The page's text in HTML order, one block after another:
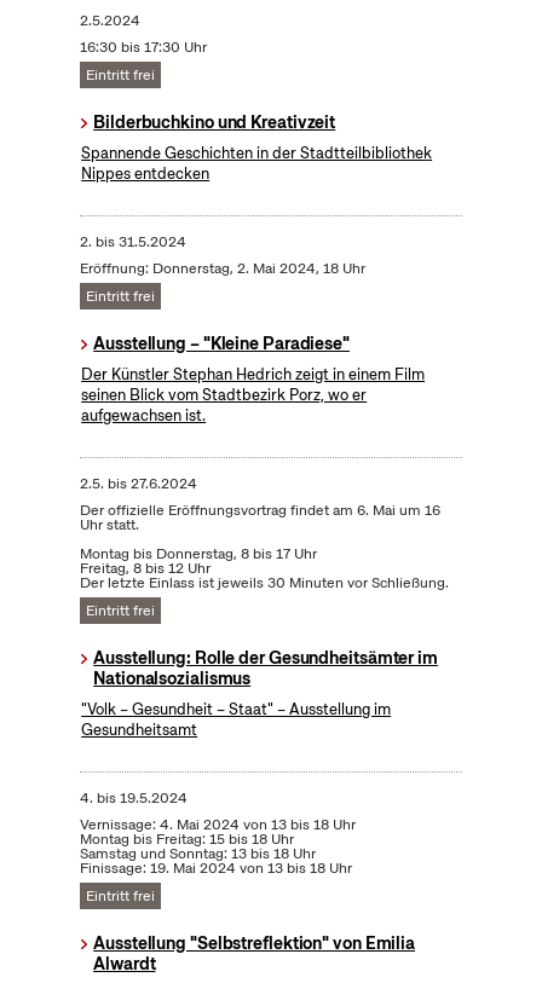
2.5.2024
16:30 bis 17:30 Uhr
Eintritt frei
Bilderbuchkino und Kreativzeit
Spannende Geschichten in der Stadtteilbibliothek
Nippes entdecken
2. bis31.5.2024
Eröffnung: Donnerstag, 2. Mai 2024, 18 Uhr
Eintritt frei
Ausstellung – "Kleine Paradiese"
Der Künstler Stephan Hedrich zeigt in einem Film
seinen Blick vom Stadtbezirk Porz, wo er
aufgewachsen ist.
2.5. bis27.6.2024
Der offizielle Eröffnungsvortrag findet am 6. Mai um 16
Uhr statt.
Montag bis Donnerstag, 8 bis 17 Uhr
Freitag, 8 bis 12 Uhr
Der letzte Einlass ist jeweils 30 Minuten vor Schließung.
Eintritt frei
Ausstellung: Rolle der Gesundheitsämter im
Nationalsozialismus
"Volk – Gesundheit – Staat" – Ausstellung im
Gesundheitsamt
4. bis19.5.2024
Vernissage: 4. Mai 2024 von 13 bis 18 Uhr
Montag bis Freitag: 15 bis 18 Uhr
Samstag und Sonntag: 13 bis 18 Uhr
Finissage: 19. Mai 2024 von 13 bis 18 Uhr
Eintritt frei
Ausstellung "Selbstreflektion" von Emilia
Alwardt